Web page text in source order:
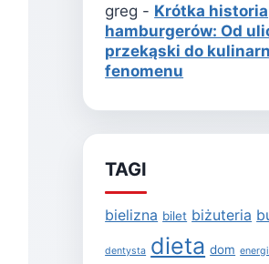
greg - Krótka historia
hamburgerów: Od
przekąski do
fenomenu
TAGI
bielizna bilet biżuteria
dentysta dieta dom